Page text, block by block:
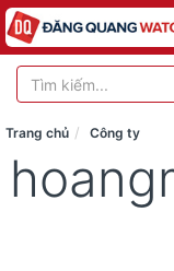
Trang chủ Công ty